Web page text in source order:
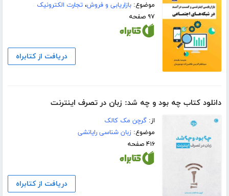
موضوع:بازاریابی و فروش،تجارت الکترونیک
۹۷ صفحه
دریافت از کتابراه
دانلود کتاب چه بود و چه شد: زبان در تصرف اینترنت
از:گرچن مک کالک
موضوع:زبان شناسی رایانشی
۴۱۶ صفحه
دریافت از کتابراه